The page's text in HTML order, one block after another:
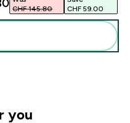
CHF 145.80‎
CHF 59.00‎
you